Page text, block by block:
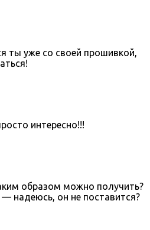
ты уже со своей прошивкой,
интересно!!!
образом можно получить?
надеюсь, он не поставится?